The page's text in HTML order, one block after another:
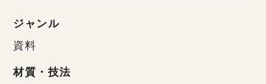
ジャンル
資料
材質・技法